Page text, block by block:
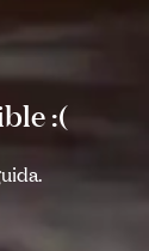
:(